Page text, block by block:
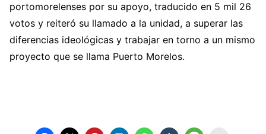
portomorelenses por su apoyo, traducido en 5 mil 26
votos y reiteró su llamado a la unidad, a superar las
diferencias ideológicas y trabajar en torno a un mismo
proyecto que se llama Puerto Morelos.